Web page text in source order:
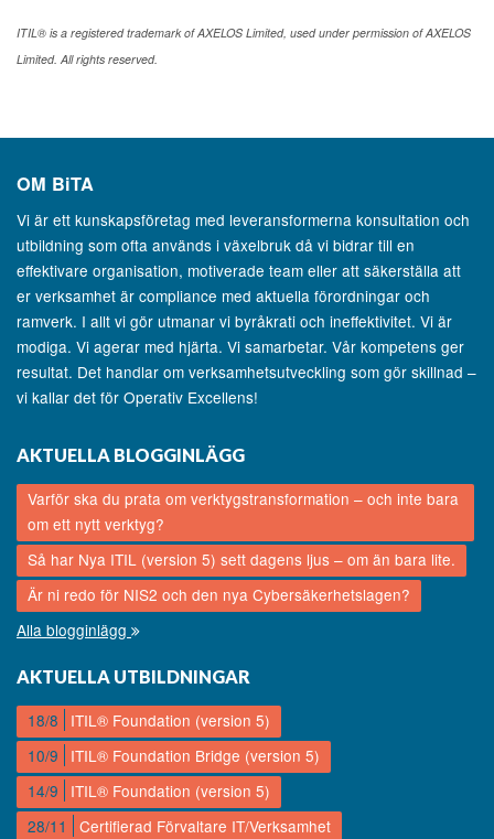
ITIL® is a registered trademark of AXELOS Limited, used under permission of AXELOS
Limited. All rights reserved.
OM BiTA
Vi är ett kunskapsföretag med leveransformerna konsultation och
utbildning som ofta används i växelbruk då vi bidrar till en
effektivare organisation, motiverade team eller att säkerställa att
er verksamhet är compliance med aktuella förordningar och
ramverk. I allt vi gör utmanar vi byråkrati och ineffektivitet. Vi är
modiga. Vi agerar med hjärta. Vi samarbetar. Vår kompetens ger
resultat. Det handlar om verksamhetsutveckling som gör skillnad –
vi kallar det för Operativ Excellens!
AKTUELLA BLOGGINLÄGG
Varför ska du prata om verktygstransformation – och inte bara
om ett nytt verktyg?
Så har Nya ITIL (version 5) sett dagens ljus – om än bara lite.
Är ni redo för NIS2 och den nya Cybersäkerhetslagen?
Alla blogginlägg
AKTUELLA UTBILDNINGAR
18/8
ITIL® Foundation (version 5)
10/9
ITIL® Foundation Bridge (version 5)
14/9
ITIL® Foundation (version 5)
28/11
Certifierad Förvaltare IT/Verksamhet